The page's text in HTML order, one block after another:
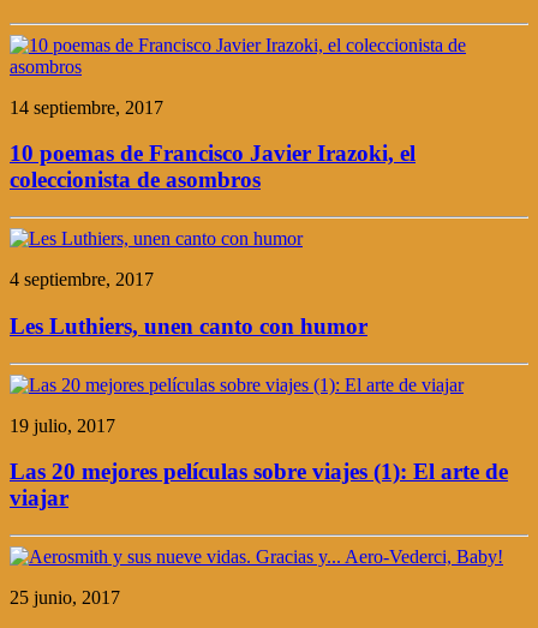
14 septiembre, 2017
10 poemas de Francisco Javier Irazoki, el
coleccionista de asombros
4 septiembre, 2017
Les Luthiers, unen canto con humor
19 julio, 2017
Las 20 mejores películas sobre viajes (1): El arte de
viajar
25 junio, 2017